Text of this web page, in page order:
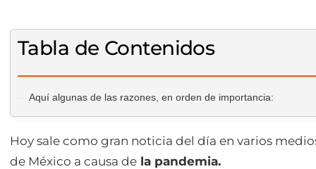
Tabla de Contenidos
Aquí algunas de las razones, en orden de importancia:
Hoy sale como gran noticia del día en varios
de México a causa de la pandemia.